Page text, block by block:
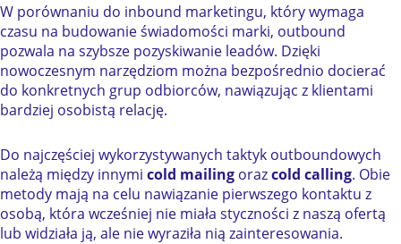
W porównaniu do inbound marketingu, który wymaga
czasu na budowanie świadomości marki, outbound
pozwala na szybsze pozyskiwanie leadów. Dzięki
nowoczesnym narzędziom można bezpośrednio docierać
do konkretnych grup odbiorców, nawiązując z klientami
bardziej osobistą relację.
Do najczęściej wykorzystywanych taktyk outboundowych
należą między innymi cold mailing orazcold calling. Obie
metody mają na celu nawiązanie pierwszego kontaktu z
osobą, która wcześniej nie miała styczności z naszą ofertą
lub widziała ją, ale nie wyraziła nią zainteresowania.